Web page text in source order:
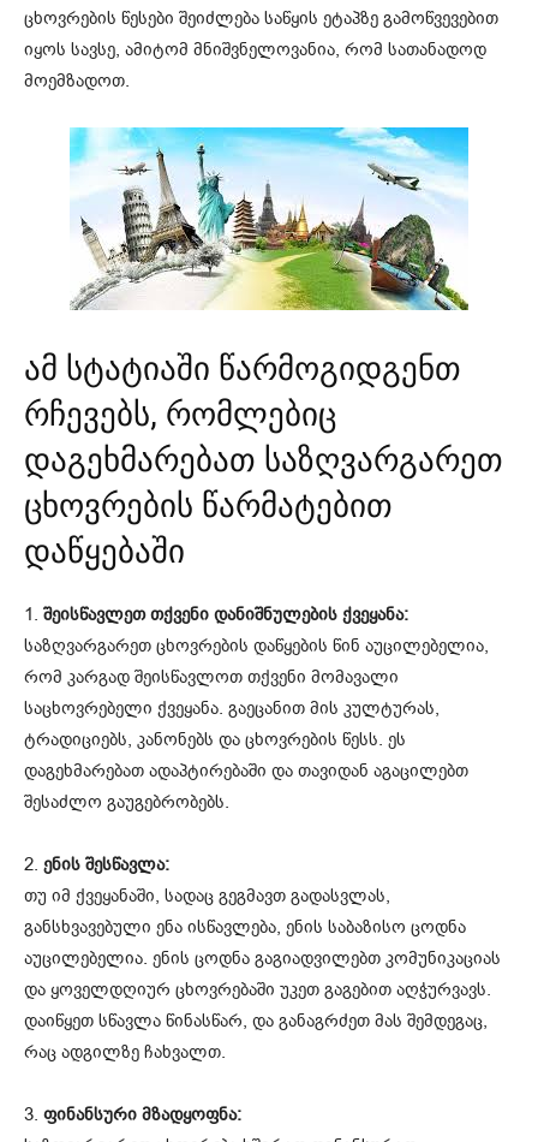
ცხოვრების წესები შეიძლება საწყის ეტაპზე გამოწვევებით
იყოს სავსე, ამიტომ მნიშვნელოვანია, რომ სათანადოდ
მოემზადოთ.
ამ სტატიაში წარმოგიდგენთ
რჩევებს, რომლებიც
დაგეხმარებათ საზღვარგარეთ
ცხოვრების წარმატებით
დაწყებაში
1. შეისწავლეთ თქვენი დანიშნულების ქვეყანა:
საზღვარგარეთ ცხოვრების დაწყების წინ აუცილებელია,
რომ კარგად შეისწავლოთ თქვენი მომავალი
საცხოვრებელი ქვეყანა. გაეცანით მის კულტურას,
ტრადიციებს, კანონებს და ცხოვრების წესს. ეს
დაგეხმარებათ ადაპტირებაში და თავიდან აგაცილებთ
შესაძლო გაუგებრობებს.
2. ენის შესწავლა:
თუ იმ ქვეყანაში, სადაც გეგმავთ გადასვლას,
განსხვავებული ენა ისწავლება, ენის საბაზისო ცოდნა
აუცილებელია. ენის ცოდნა გაგიადვილებთ კომუნიკაციას
და ყოველდღიურ ცხოვრებაში უკეთ გაგებით აღჭურვავს.
დაიწყეთ სწავლა წინასწარ, და განაგრძეთ მას შემდეგაც,
რაც ადგილზე ჩახვალთ.
3. ფინანსური მზადყოფნა: